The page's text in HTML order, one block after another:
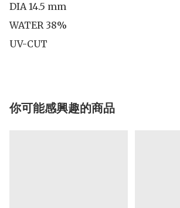
DIA 14.5 mm
WATER 38%
UV-CUT
你可能感興趣的商品